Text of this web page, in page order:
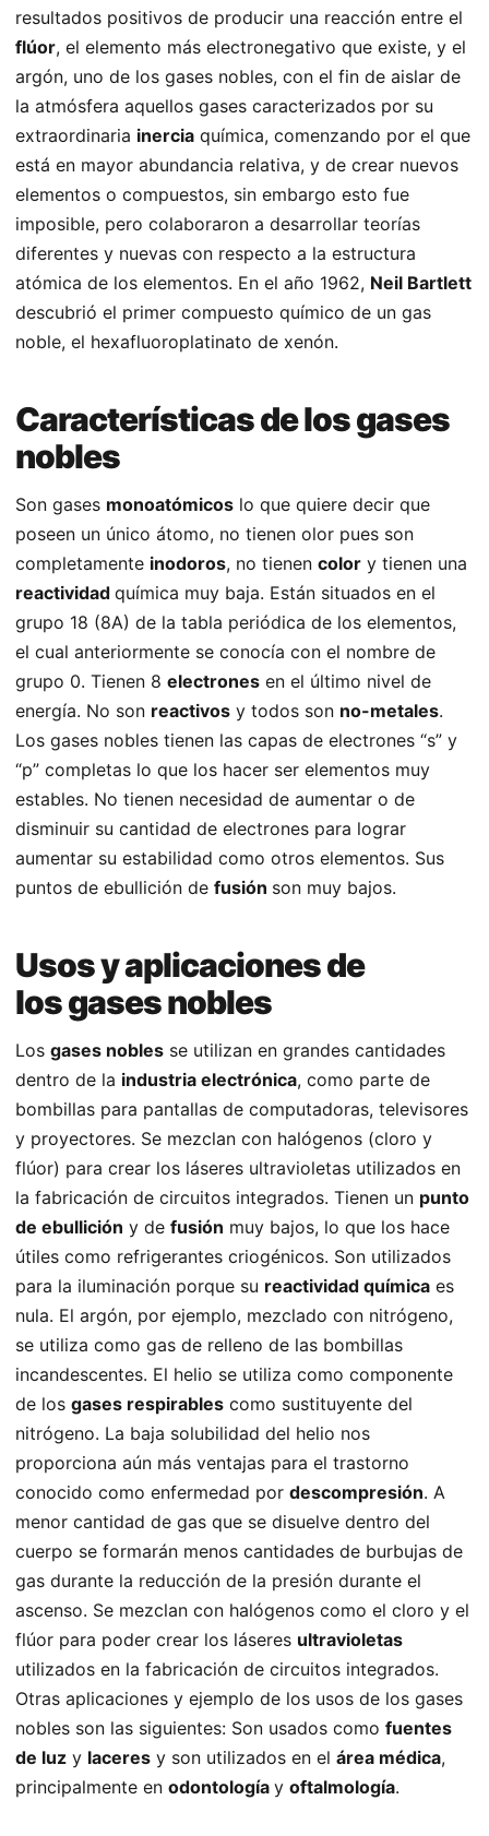
resultados positivos de producir una reacción entre el
flúor, el elemento más electronegativo que existe, y el
argón, uno de los gases nobles, con el fin de aislar de
la atmósfera aquellos gases caracterizados por su
extraordinaria inercia química, comenzando por el que
está en mayor abundancia relativa, y de crear nuevos
elementos o compuestos, sin embargo esto fue
imposible, pero colaboraron a desarrollar teorías
diferentes y nuevas con respecto a la estructura
atómica de los elementos. En el año 1962, Neil Bartlett
descubrió el primer compuesto químico de un gas
noble, el hexafluoroplatinato de xenón.
Características de los gases
nobles
Son gases monoatómicos lo que quiere decir que
poseen un único átomo, no tienen olor pues son
completamente inodoros, no tienen color y tienen una
reactividad química muy baja. Están situados en el
grupo 18 (8A) de la tabla periódica de los elementos,
el cual anteriormente se conocía con el nombre de
grupo 0. Tienen 8 electrones en el último nivel de
energía. No son reactivos y todos son no-metales.
Los gases nobles tienen las capas de electrones “s” y
“p” completas lo que los hacer ser elementos muy
estables. No tienen necesidad de aumentar o de
disminuir su cantidad de electrones para lograr
aumentar su estabilidad como otros elementos. Sus
puntos de ebullición de fusión son muy bajos.
Usos y aplicaciones de
los gases nobles
Los gases nobles se utilizan en grandes cantidades
dentro de la industria electrónica, como parte de
bombillas para pantallas de computadoras, televisores
y proyectores. Se mezclan con halógenos (cloro y
flúor) para crear los láseres ultravioletas utilizados en
la fabricación de circuitos integrados. Tienen un punto
de ebullición y de fusión muy bajos, lo que los hace
útiles como refrigerantes criogénicos. Son utilizados
para la iluminación porque su reactividad química es
nula. El argón, por ejemplo, mezclado con nitrógeno,
se utiliza como gas de relleno de las bombillas
incandescentes. El helio se utiliza como componente
de los gases respirables como sustituyente del
nitrógeno. La baja solubilidad del helio nos
proporciona aún más ventajas para el trastorno
conocido como enfermedad por descompresión. A
menor cantidad de gas que se disuelve dentro del
cuerpo se formarán menos cantidades de burbujas de
gas durante la reducción de la presión durante el
ascenso. Se mezclan con halógenos como el cloro y el
flúor para poder crear los láseres ultravioletas
utilizados en la fabricación de circuitos integrados.
Otras aplicaciones y ejemplo de los usos de los gases
nobles son las siguientes: Son usados como fuentes
de luz y laceres y son utilizados en el área médica,
principalmente en odontología y oftalmología.